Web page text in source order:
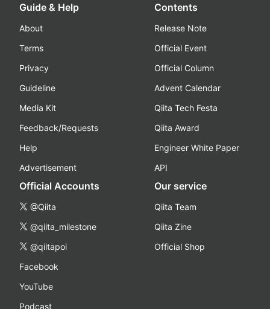
Guide & Help
About
Terms
Privacy
Guideline
Media Kit
Feedback/Requests
Help
Advertisement
Contents
Release Note
Official Event
Official Column
Advent Calendar
Qiita Tech Festa
Qiita Award
Engineer White Paper
API
Official Accounts
@Qiita
@qiita_milestone
@qiitapoi
Facebook
YouTube
Podcast
Our service
Qiita Team
Qiita Zine
Official Shop